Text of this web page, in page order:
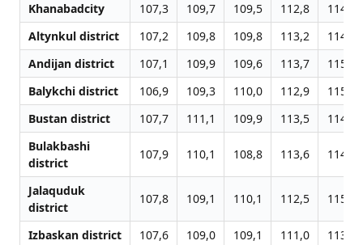
Khanabadcity
107,3 109,7 109,5 112,8
114,2
Altynkul district
107,2 109,8 109,8 113,2
114,1
Andijan district
107,1 109,9 109,6 113,7
115,6
Balykchi district
106,9 109,3 110,0 112,9
115,1
Bustan district
107,7 111,1 109,9 113,5
114,3
Bulakbashi
district
107,9 110,1 108,8 113,6 114,4
Jalаquduk
district
107,8 109,1 110,1 112,5 115,4
Izbaskan district 107,6 109,0 109,1 111,0
113,6